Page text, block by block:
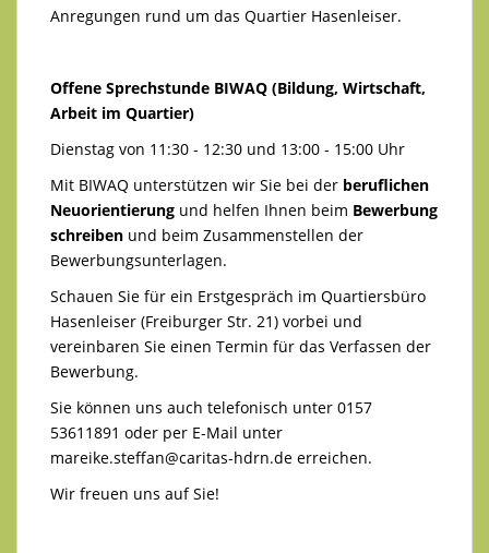
Anregungen rund um das Quartier Hasenleiser.
Offene Sprechstunde BIWAQ (Bildung, Wirtschaft,
Arbeit im Quartier)
Dienstag von 11:30 - 12:30 und 13:00 - 15:00 Uhr
Mit BIWAQ unterstützen wir Sie bei der beruflichen
Neuorientierung und helfen Ihnen beim Bewerbung
schreiben und beim Zusammenstellen der
Bewerbungsunterlagen.
Schauen Sie für ein Erstgespräch im Quartiersbüro
Hasenleiser (Freiburger Str. 21) vorbei und
vereinbaren Sie einen Termin für das Verfassen der
Bewerbung.
Sie können uns auch telefonisch unter 0157
53611891 oder per E-Mail unter
mareike.steffan@caritas-hdrn.de erreichen.
Wir freuen uns auf Sie!